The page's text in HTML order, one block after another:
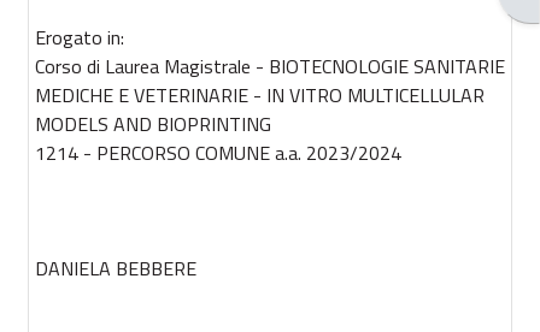
Erogato in:
Corso di Laurea Magistrale - BIOTECNOLOGIE SANITARIE
MEDICHE E VETERINARIE - IN VITRO MULTICELLULAR
MODELS AND BIOPRINTING
1214 - PERCORSO COMUNE a.a. 2023/2024
DANIELA BEBBERE